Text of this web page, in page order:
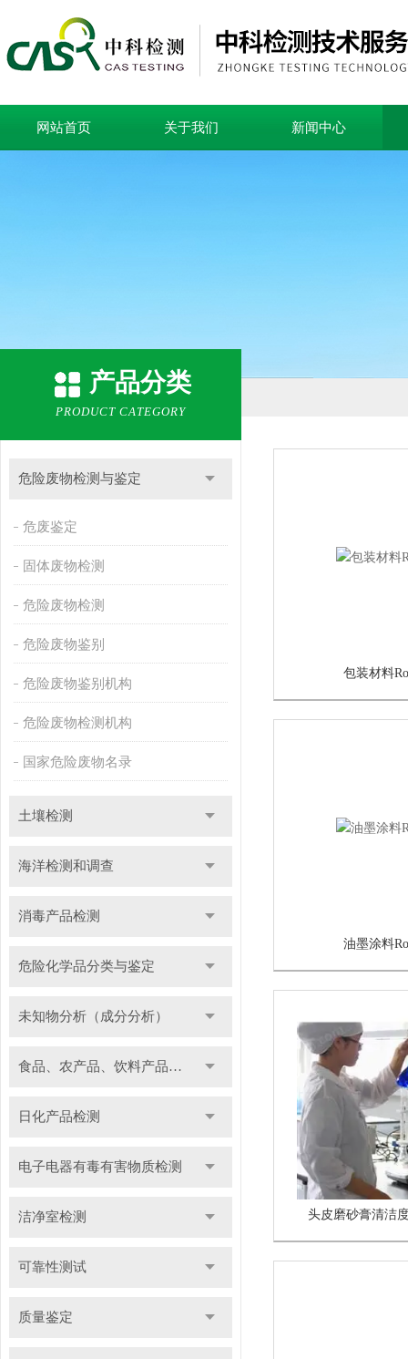
网站首页 关于我们 新闻中心
产品分类
PRODUCT CATEGORY
危险废物检测与鉴定
危废鉴定
固体废物检测
危险废物检测
危险废物鉴别
危险废物鉴别机构
危险废物检测机构
国家危险废物名录
土壤检测
海洋检测和调查
消毒产品检测
危险化学品分类与鉴定
未知物分析（成分分析）
食品、农产品、饮料产品检测
日化产品检测
电子电器有毒有害物质检测
洁净室检测
可靠性测试
质量鉴定
包装材料
油墨涂料
头皮磨砂膏清洁